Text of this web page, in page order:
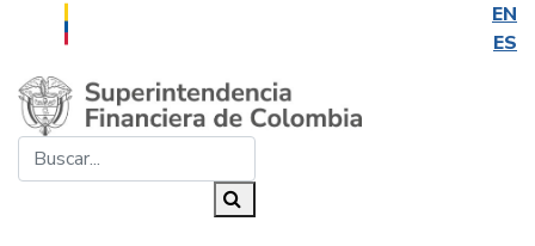
EN
ES
Saltar al contenido principal